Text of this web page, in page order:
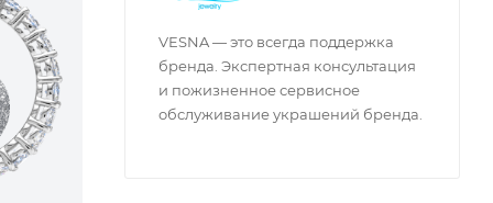
VESNA — это всегда поддержка
бренда. Экспертная консультация
и пожизненное сервисное
обслуживание украшений бренда.